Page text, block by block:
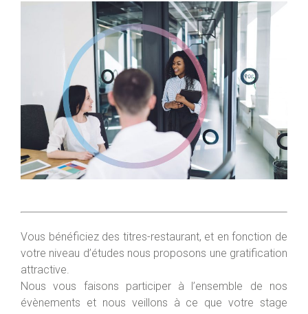
Vous bénéficiez des titres-restaurant, et en fonction de
votre niveau d’études nous proposons une gratification
attractive.
Nous vous faisons participer à l’ensemble de nos
évènements et nous veillons à ce que votre stage